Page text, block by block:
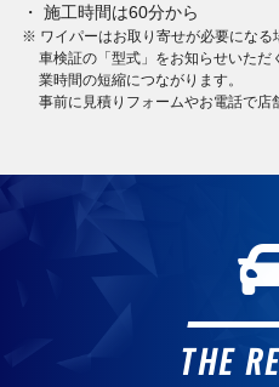
施工時間は60分から
※ ワイパーはお取り寄せが必要になる
車検証の「型式」をお知らせいた
業時間の短縮につながります。
事前に見積りフォームやお電話で店
THE